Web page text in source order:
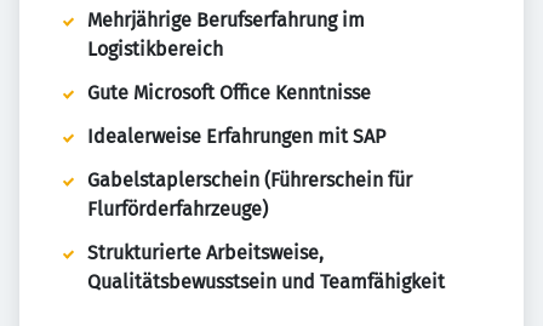
Mehrjährige Berufserfahrung im
Logistikbereich
Gute Microsoft Office Kenntnisse
Idealerweise Erfahrungen mit SAP
Gabelstaplerschein (Führerschein für
Flurförderfahrzeuge)
Strukturierte Arbeitsweise,
Qualitätsbewusstsein und Teamfähigkeit